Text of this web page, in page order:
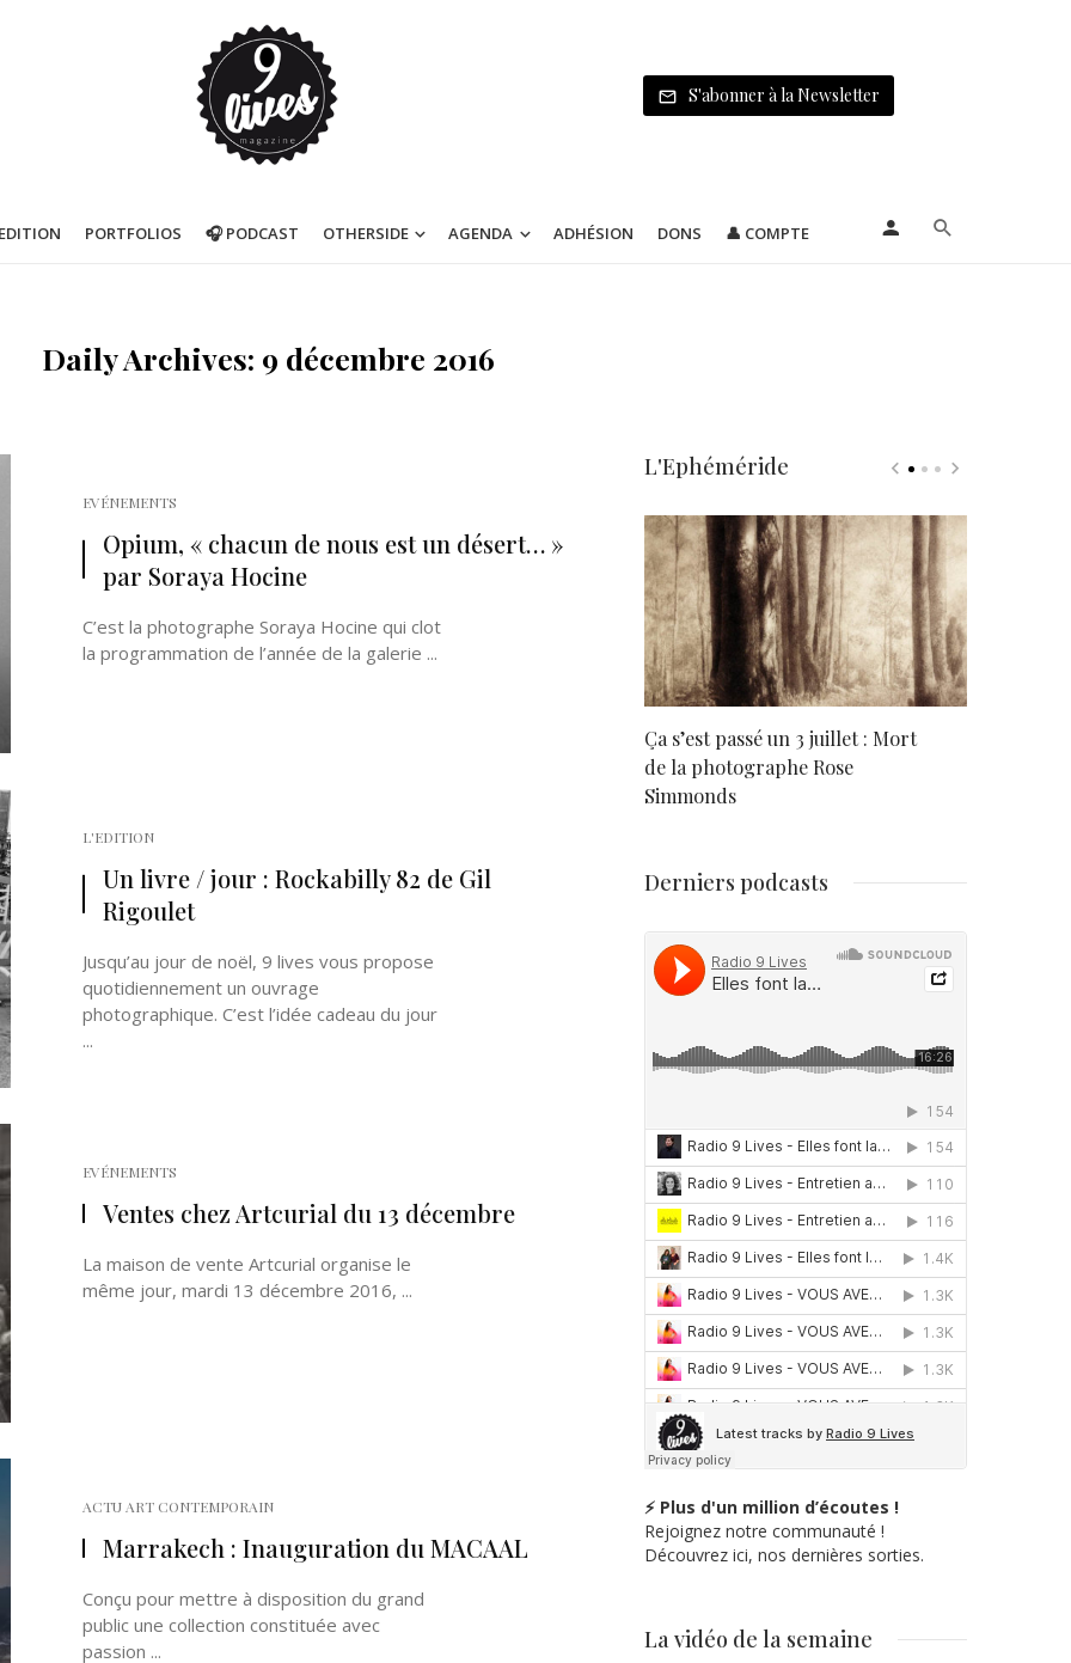
S'abonner à la Newsletter
PORTFOLIOS 🎧 PODCAST OTHERSIDE AGENDA ADHÉSION DONS 👤 COMPTE
Daily Archives: 9 décembre 2016
EVÉNEMENTS
Opium, « chacun de nous est un désert… »
par Soraya Hocine
C’est la photographe Soraya Hocine qui clot
la programmation de l’année de la galerie ...
L'EDITION
Un livre / jour : Rockabilly 82 de Gil
Rigoulet
Jusqu’au jour de noël, 9 lives vous propose
quotidiennement un ouvrage
photographique. C’est l’idée cadeau du jour
...
EVÉNEMENTS
Ventes chez Artcurial du 13 décembre
La maison de vente Artcurial organise le
même jour, mardi 13 décembre 2016, ...
ACTU ART CONTEMPORAIN
Marrakech : Inauguration du MACAAL
Conçu pour mettre à disposition du grand
public une collection constituée avec
passion ...
L'Ephéméride
Ça s’est passé un 3 juillet : Mort
de la photographe Rose
Simmonds
Derniers podcasts
⚡ Plus d'un million d’écoutes !
Rejoignez notre communauté !
Découvrez ici, nos dernières sorties.
La vidéo de la semaine